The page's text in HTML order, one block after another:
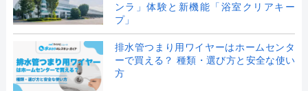
ンラ」体験と新機能「浴室クリアキー
プ」
排水管つまり用ワイヤーはホームセンタ
ーで買える？ 種類・選び方と安全な使い
方